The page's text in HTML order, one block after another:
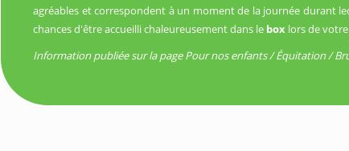
agréables et correspondent à un moment de la journée durant
chances d'être accueilli chaleureusement dans le box lors de
Information publiée sur la page Pour nos enfants / Équitation /